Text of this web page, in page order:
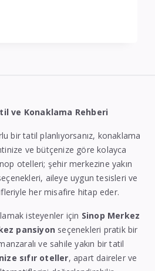
ve Konaklama Rehberi
bir tatil planlıyorsanız, konaklama
ve bütçenize göre kolayca
otelleri; şehir merkezine yakın
aileye uygun tesisleri ve
her misafire hitap eder.
isteyenler için Sinop Merkez
pansiyon seçenekleri pratik bir
ve sahile yakın bir tatil
sıfır oteller, apart daireler ve